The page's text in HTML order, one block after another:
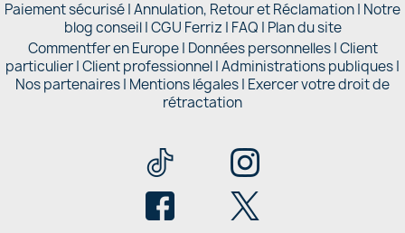
Paiement sécurisé|Annulation, Retour et Réclamation| Notre
blog conseil|CGU Ferriz | FAQ | Plan du site
Commentfer en Europe| Données personnelles|Client
particulier|Client professionnel|Administrations publiques|
Nos partenaires | Mentions légales| Exercer votre droit de
rétractation